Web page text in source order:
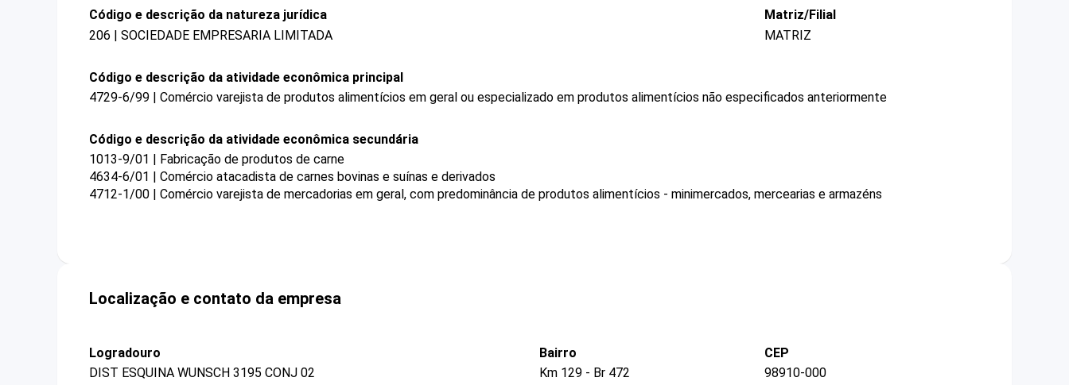
Código e descrição da natureza jurídica
206 | SOCIEDADE EMPRESARIA LIMITADA
Matriz/Filial
MATRIZ
Código e descrição da atividade econômica principal
4729-6/99 | Comércio varejista de produtos alimentícios em geral ou especializado em produtos alimentícios não especificados anteriormente
Código e descrição da atividade econômica secundária
1013-9/01 | Fabricação de produtos de carne
4634-6/01 | Comércio atacadista de carnes bovinas e suínas e derivados
4712-1/00 | Comércio varejista de mercadorias em geral, com predominância de produtos alimentícios - minimercados, mercearias e armazéns
Localização e contato da empresa
Logradouro
DIST ESQUINA WUNSCH 3195 CONJ 02
Bairro
Km 129 - Br 472
CEP
98910-000